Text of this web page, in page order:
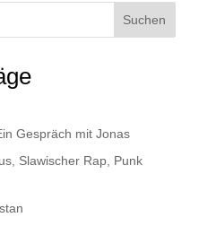
Suchen
Gespräch mit Jonas
Slawischer Rap, Punk